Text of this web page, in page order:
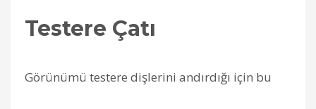
Testere Çatı
Görünümü testere dişlerini andırdığı için bu